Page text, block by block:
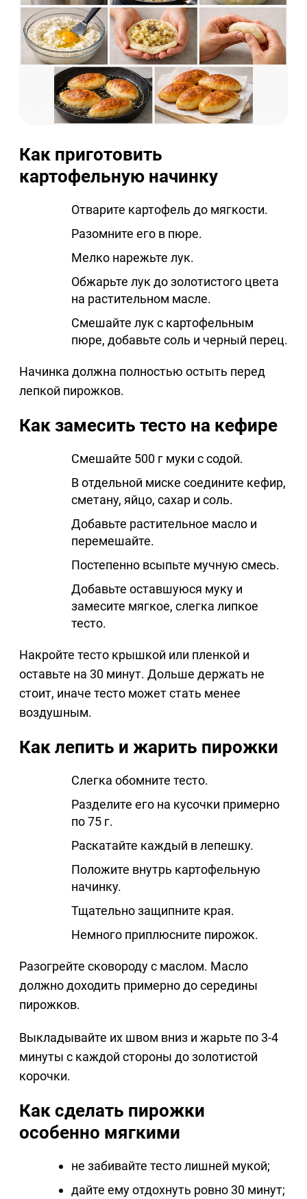
Как приготовить
картофельную начинку
Отварите картофель до мягкости.
Разомните его в пюре.
Мелко нарежьте лук.
Обжарьте лук до золотистого цвета
на растительном масле.
Смешайте лук с картофельным
пюре, добавьте соль и черный перец.
Начинка должна полностью остыть перед
лепкой пирожков.
Как замесить тесто на кефире
Смешайте 500 г муки с содой.
В отдельной миске соедините кефир,
сметану, яйцо, сахар и соль.
Добавьте растительное масло и
перемешайте.
Постепенно всыпьте мучную смесь.
Добавьте оставшуюся муку и
замесите мягкое, слегка липкое
тесто.
Накройте тесто крышкой или пленкой и
оставьте на 30 минут. Дольше держать не
стоит, иначе тесто может стать менее
воздушным.
Как лепить и жарить пирожки
Слегка обомните тесто.
Разделите его на кусочки примерно
по 75 г.
Раскатайте каждый в лепешку.
Положите внутрь картофельную
начинку.
Тщательно защипните края.
Немного приплюсните пирожок.
Разогрейте сковороду с маслом. Масло
должно доходить примерно до середины
пирожков.
Выкладывайте их швом вниз и жарьте по 3-4
минуты с каждой стороны до золотистой
корочки.
Как сделать пирожки
особенно мягкими
не забивайте тесто лишней мукой;
дайте ему отдохнуть ровно 30 минут;